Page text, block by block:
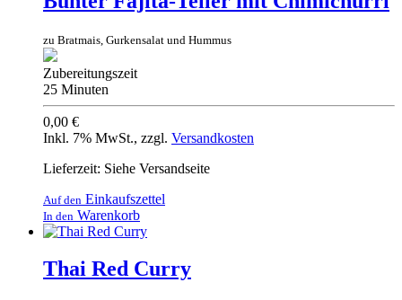
zu Bratmais, Gurkensalat und Hummus
Zubereitungszeit
25 Minuten
0,00 €
Inkl. 7% MwSt., zzgl. Versandkosten
Lieferzeit: Siehe Versandseite
Auf den Einkaufszettel
In den Warenkorb
Thai Red Curry